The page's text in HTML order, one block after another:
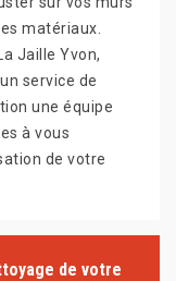
matériaux.
Jaille Yvon,
service de
une équipe
à vous
de votre
de votre